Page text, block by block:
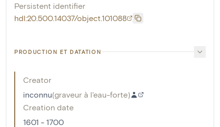
Persistent identifier
hdl:20.500.14037/object.101088
PRODUCTION ET DATATION
Creator
inconnu(graveur à l'eau-forte)
Creation date
1601 - 1700